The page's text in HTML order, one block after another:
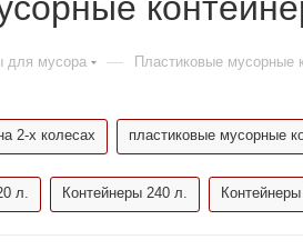
для мусора — Пластиковые мусорные
2-х колесах пластиковые мусорные
л. Контейнеры 240 л.